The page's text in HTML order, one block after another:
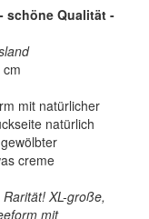
schöne Qualität -
mit natürlicher
natürlich
creme
XL-große,
mit